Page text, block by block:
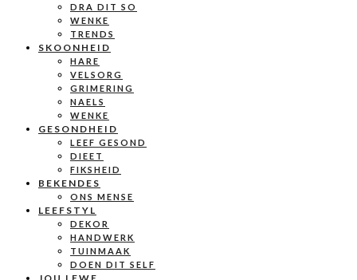
DRA DIT SO
WENKE
TRENDS
SKOONHEID
HARE
VELSORG
GRIMERING
NAELS
WENKE
GESONDHEID
LEEF GESOND
DIEET
FIKSHEID
BEKENDES
ONS MENSE
LEEFSTYL
DEKOR
HANDWERK
TUINMAAK
DOEN DIT SELF